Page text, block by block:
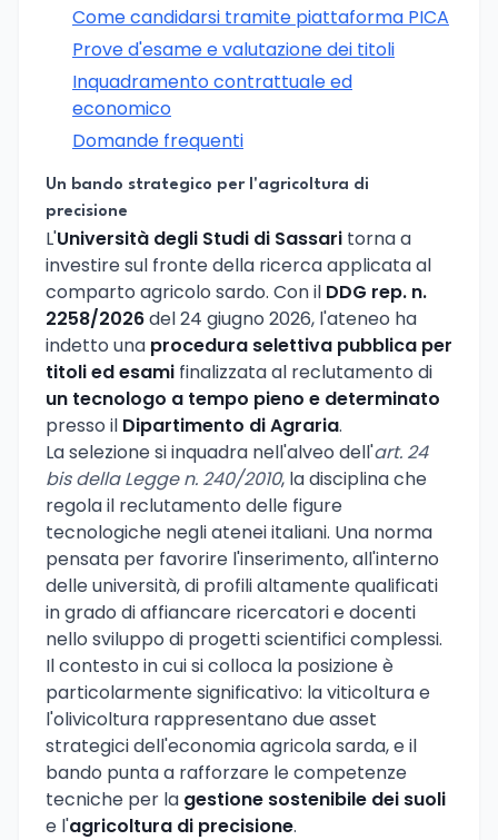
Come candidarsi tramite piattaforma PICA
Prove d'esame e valutazione dei titoli
Inquadramento contrattuale ed
economico
Domande frequenti
Un bando strategico per l'agricoltura di
precisione
L'Università degli Studi di Sassari torna a
investire sul fronte della ricerca applicata al
comparto agricolo sardo. Con il DDG rep. n.
2258/2026del 24 giugno 2026, l'ateneo ha
indetto una procedura selettiva pubblica per
titoli ed esami finalizzata al reclutamento di
un tecnologo a tempo pieno e determinato
presso il Dipartimento di Agraria.
La selezione si inquadra nell'alveo dell'art. 24
bis della Legge n. 240/2010, la disciplina che
regola il reclutamento delle figure
tecnologiche negli atenei italiani. Una norma
pensata per favorire l'inserimento, all'interno
delle università, di profili altamente qualificati
in grado di affiancare ricercatori e docenti
nello sviluppo di progetti scientifici complessi.
Il contesto in cui si colloca la posizione è
particolarmente significativo: la viticoltura e
l'olivicoltura rappresentano due asset
strategici dell'economia agricola sarda, e il
bando punta a rafforzare le competenze
tecniche per la gestione sostenibile dei suoli
e l'agricoltura di precisione.